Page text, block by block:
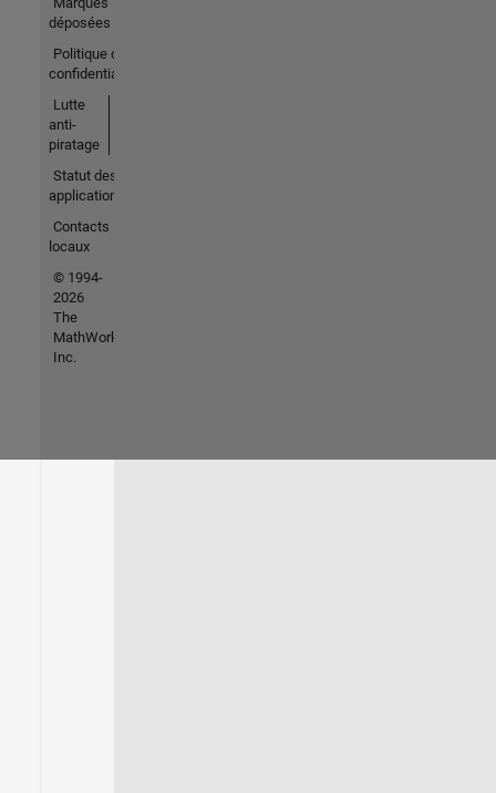
déposées
Politique de
confidentialité
Lutte
anti-
piratage
Statut des
applications
Contacts
locaux
© 1994-
2026
The
MathWorks,
Inc.